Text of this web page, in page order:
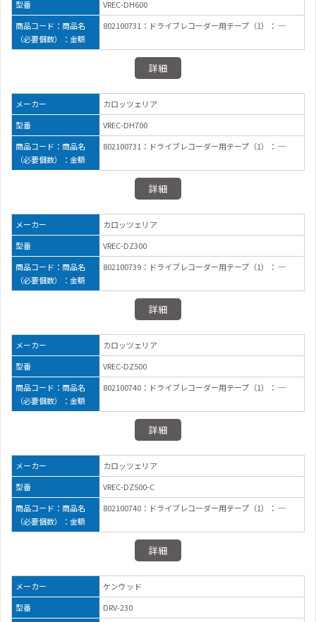
型番
VREC-DH600
商品コード：商品名
（必要個数）：金額
802100731：ドライブレコーダー用テープ（1）： ─
詳細
メーカー
カロッツェリア
型番
VREC-DH700
商品コード：商品名
（必要個数）：金額
802100731：ドライブレコーダー用テープ（1）： ─
詳細
メーカー
カロッツェリア
型番
VREC-DZ300
商品コード：商品名
（必要個数）：金額
802100739：ドライブレコーダー用テープ（1）： ─
詳細
メーカー
カロッツェリア
型番
VREC-DZ500
商品コード：商品名
（必要個数）：金額
802100740：ドライブレコーダー用テープ（1）： ─
詳細
メーカー
カロッツェリア
型番
VREC-DZ500-C
商品コード：商品名
（必要個数）：金額
802100740：ドライブレコーダー用テープ（1）： ─
詳細
メーカー
ケンウッド
型番
DRV-230